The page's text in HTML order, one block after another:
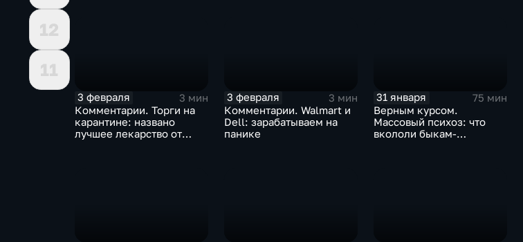
12
11
3 февраля
3 мин
Комментарии. Торги на
карантине: названо
лучшее лекарство от
3 февраля
3 мин
Комментарии. Walmart и
Dell: зарабатываем на
панике
31 января
75 мин
Верным курсом.
Массовый психоз: что
вкололи быкам-